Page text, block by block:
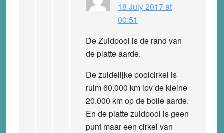
18 July 2017 at
00:51
De Zuidpool is de rand van
de platte aarde.
De zuidelijke poolcirkel is
ruim 60.000 km ipv de kleine
20.000 km op de bolle aarde.
En de platte zuidpool is geen
punt maar een cirkel van